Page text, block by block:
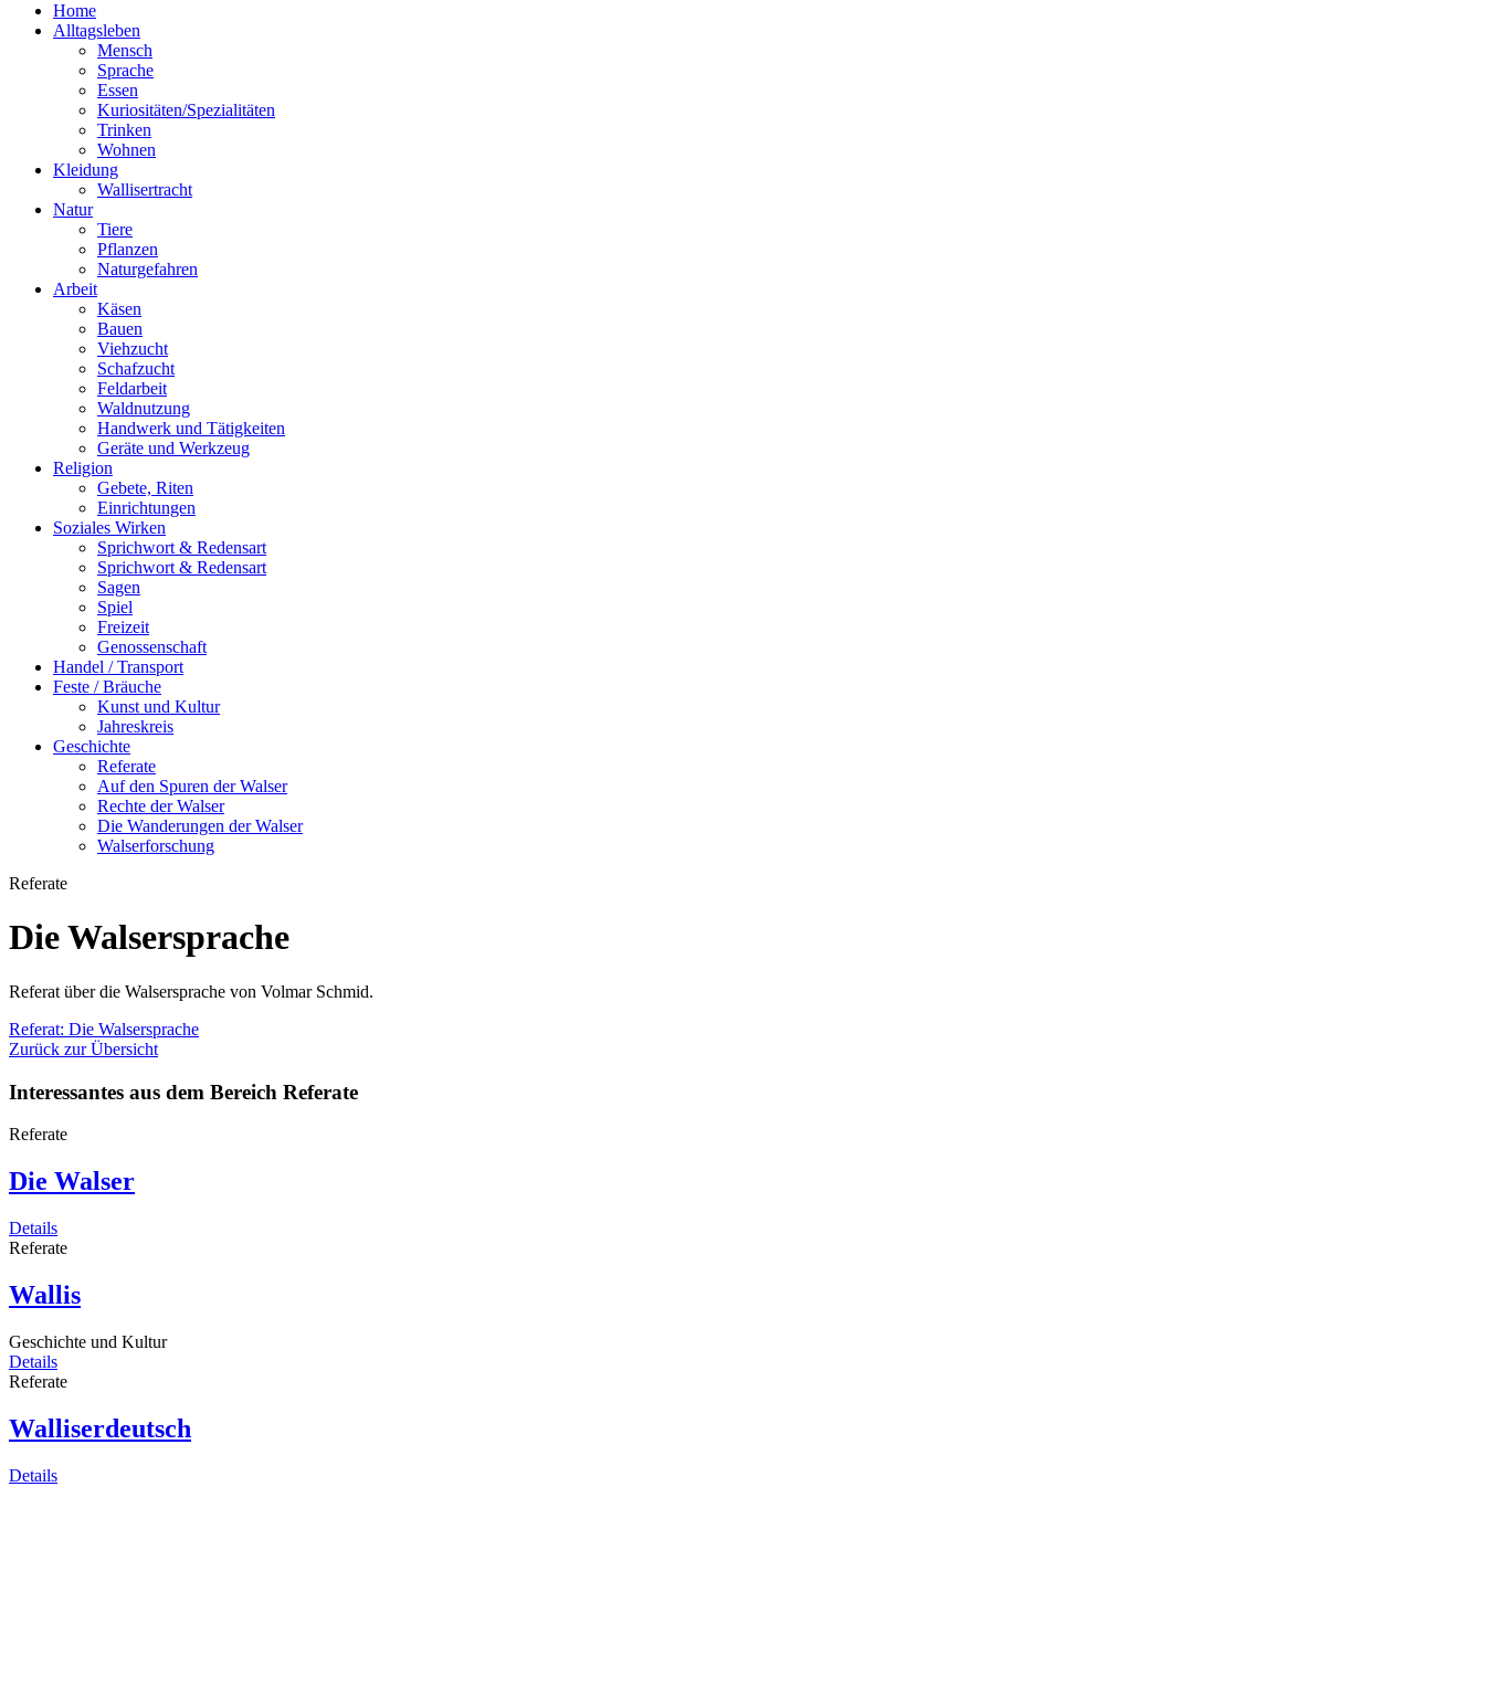
Home
Alltagsleben
Mensch
Sprache
Essen
Kuriositäten/Spezialitäten
Trinken
Wohnen
Kleidung
Wallisertracht
Natur
Tiere
Pflanzen
Naturgefahren
Arbeit
Käsen
Bauen
Viehzucht
Schafzucht
Feldarbeit
Waldnutzung
Handwerk und Tätigkeiten
Geräte und Werkzeug
Religion
Gebete, Riten
Einrichtungen
Soziales Wirken
Sprichwort & Redensart
Sprichwort & Redensart
Sagen
Spiel
Freizeit
Genossenschaft
Handel / Transport
Feste / Bräuche
Kunst und Kultur
Jahreskreis
Geschichte
Referate
Auf den Spuren der Walser
Rechte der Walser
Die Wanderungen der Walser
Walserforschung
Referate
Die Walsersprache
Referat über die Walsersprache von Volmar Schmid.
Referat: Die Walsersprache
Zurück zur Übersicht
Interessantes aus dem Bereich Referate
Referate
Die Walser
Details
Referate
Wallis
Geschichte und Kultur
Details
Referate
Walliserdeutsch
Details